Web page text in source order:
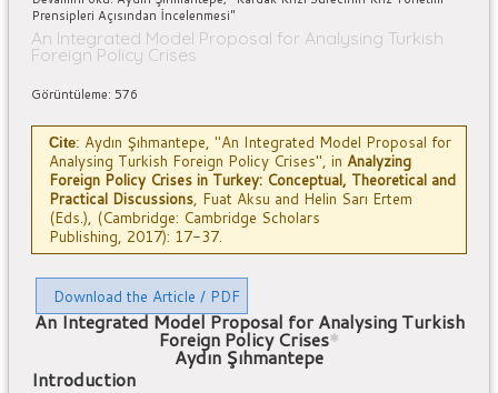
Prensipleri Açısından İncelenmesi"
An Integrated Model Proposal for Analysing Turkish
Foreign Policy Crises
Görüntüleme: 576
Cite: Aydın Şıhmantepe, "An Integrated Model Proposal for
Analysing Turkish Foreign Policy Crises", in Analyzing
Foreign Policy Crises in Turkey: Conceptual, Theoretical and
Practical Discussions , Fuat Aksu and Helin Sarı Ertem
(Eds.), (Cambridge: Cambridge Scholars
Publishing, 2017): 17-37.
Download the Article / PDF
An Integrated Model Proposal for Analysing Turkish
Foreign Policy Crises*
Aydın Şıhmantepe
Introduction